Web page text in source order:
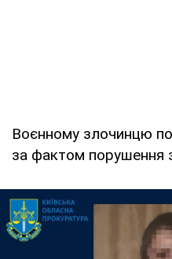
Воєнному злочинцю
за фактом порушення